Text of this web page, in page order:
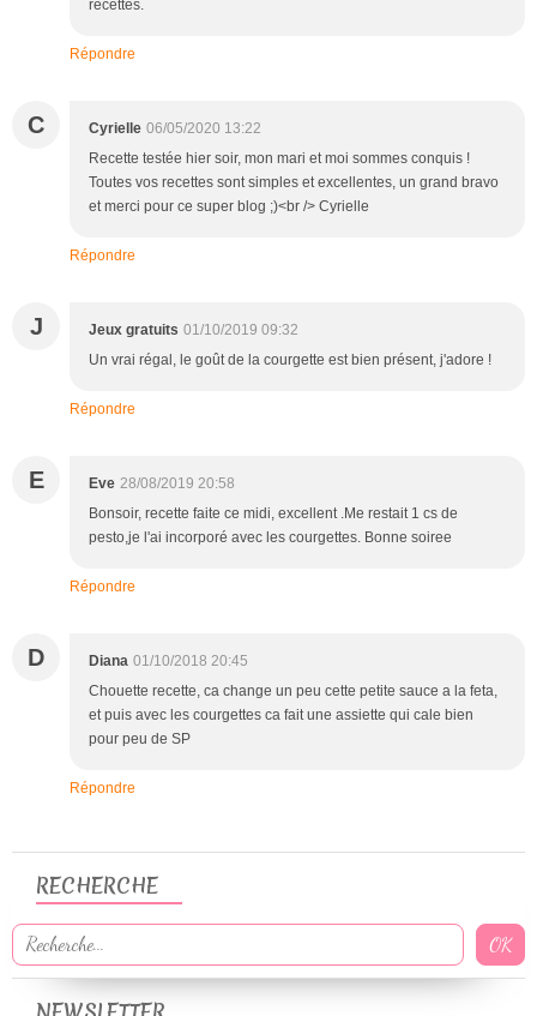
recettes.
Répondre
C Cyrielle 06/05/2020 13:22
Recette testée hier soir, mon mari et moi sommes conquis !
Toutes vos recettes sont simples et excellentes, un grand bravo
et merci pour ce super blog ;)<br /> Cyrielle
Répondre
J Jeux gratuits 01/10/2019 09:32
Un vrai régal, le goût de la courgette est bien présent, j'adore !
Répondre
E Eve 28/08/2019 20:58
Bonsoir, recette faite ce midi, excellent .Me restait 1 cs de
pesto,je l'ai incorporé avec les courgettes. Bonne soiree
Répondre
D Diana 01/10/2018 20:45
Chouette recette, ca change un peu cette petite sauce a la feta,
et puis avec les courgettes ca fait une assiette qui cale bien
pour peu de SP
Répondre
RECHERCHE